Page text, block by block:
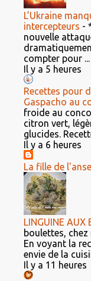
L’Ukraine
intercepteurs -
nouvelle
compter pour ...
Il y a 5 heures
Recettes pour
Gaspacho au
froide au
citron vert,
glucides.
Il y a 6 heures
La fille de
LINGUINE AUX
boulettes,
En voyant la
envie de la
Il y a 11 heures